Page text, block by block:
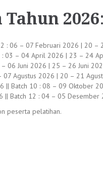
2026:
: 06 – 07 Februari 2026 | 20 –
03 – 04 April 2026 | 23 – 24
06 Juni 2026 | 25 – 26 Juni
Agustus 2026 | 20 – 21
Batch 10 : 08 – 09 Oktober
Batch 12 : 04 – 05
peserta pelatihan.